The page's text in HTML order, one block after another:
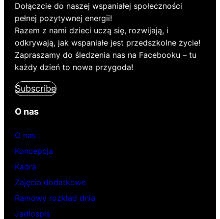
Dołączcie do naszej wspaniałej społeczności
pełnej pozytywnej energii!
Razem z nami dzieci uczą się, rozwijają, i
odkrywają, jak wspaniałe jest przedszkolne życie!
Zapraszamy do śledzenia nas na Facebooku – tu
każdy dzień to nowa przygoda!
Subscribe
O nas
O nas
Koncepcja
Kadra
Zajęcia dodatkowe
Ramowy rozkład dnia
Jadłospis